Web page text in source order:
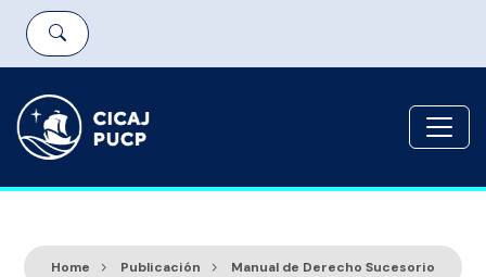
Home Publicación Manual de Derecho Sucesorio